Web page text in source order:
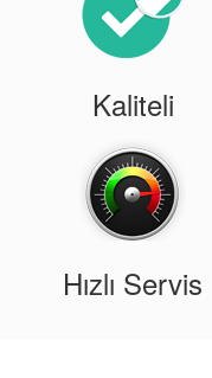
Kaliteli
Hızlı Servis